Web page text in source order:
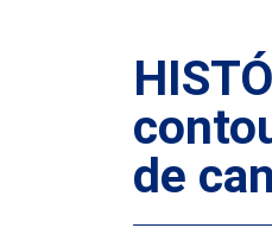
de